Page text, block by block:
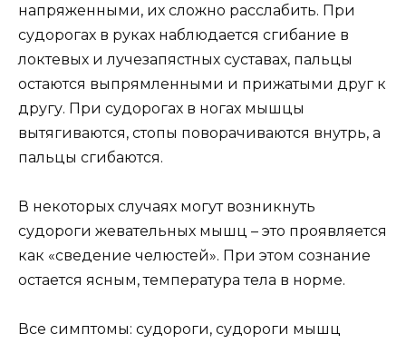
напряженными, их сложно расслабить. При
судорогах в руках наблюдается сгибание в
локтевых и лучезапястных суставах, пальцы
остаются выпрямленными и прижатыми друг к
другу. При судорогах в ногах мышцы
вытягиваются, стопы поворачиваются внутрь, а
пальцы сгибаются.
В некоторых случаях могут возникнуть
судороги жевательных мышц – это проявляется
как «сведение челюстей». При этом сознание
остается ясным, температура тела в норме.
Все симптомы: судороги, судороги мышц